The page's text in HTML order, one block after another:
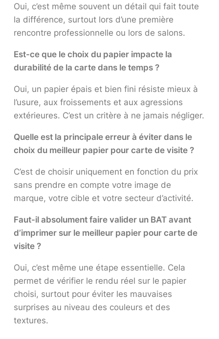
Oui, c’est même souvent un détail qui fait toute
la différence, surtout lors d’une première
rencontre professionnelle ou lors de salons.
Est-ce que le choix du papier impacte la
durabilité de la carte dans le temps ?
Oui, un papier épais et bien fini résiste mieux à
l’usure, aux froissements et aux agressions
extérieures. C’est un critère à ne jamais négliger.
Quelle est la principale erreur à éviter dans le
choix du meilleur papier pour carte de visite ?
C’est de choisir uniquement en fonction du prix
sans prendre en compte votre image de
marque, votre cible et votre secteur d’activité.
Faut-il absolument faire valider un BAT avant
d’imprimer sur le meilleur papier pour carte de
visite ?
Oui, c’est même une étape essentielle. Cela
permet de vérifier le rendu réel sur le papier
choisi, surtout pour éviter les mauvaises
surprises au niveau des couleurs et des
textures.